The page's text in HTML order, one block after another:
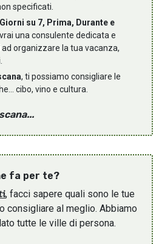
specificati.
su 7, Prima, Durante e
una consulente dedicata e
organizzare la tua vacanza,
, ti possiamo consigliare le
cibo, vino e cultura.
fa per te?
, facci sapere quali sono le tue
consigliare al meglio. Abbiamo
tutte le ville di persona.